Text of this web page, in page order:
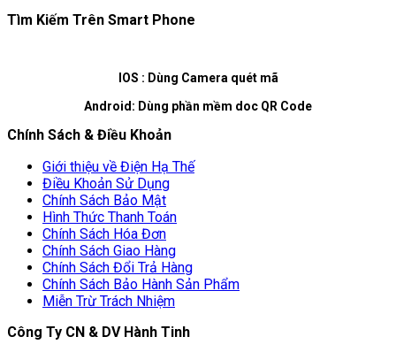
Tìm Kiếm Trên Smart Phone
IOS : Dùng Camera quét mã
Android: Dùng phần mềm doc QR Code
Chính Sách & Điều Khoản
Giới thiệu về Điện Hạ Thế
Điều Khoản Sử Dụng
Chính Sách Bảo Mật
Hình Thức Thanh Toán
Chính Sách Hóa Đơn
Chính Sách Giao Hàng
Chính Sách Đổi Trả Hàng
Chính Sách Bảo Hành Sản Phẩm
Miễn Trừ Trách Nhiệm
Công Ty CN & DV Hành Tinh